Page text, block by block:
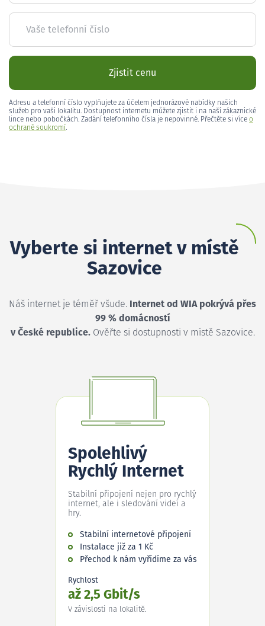
Vaše telefonní číslo
Zjistit cenu
Adresu a telefonní číslo vyplňujete za účelem jednorázové nabídky našich
služeb pro vaši lokalitu. Dostupnost internetu můžete zjistit i na naší zákaznické
lince nebo pobočkách. Zadání telefonního čísla je nepovinné. Přečtěte si více o
ochraně soukromí.
Vyberte si internet v místě
Sazovice
Náš internet je téměř všude. Internet od WIA pokrývá přes
99 % domácností
v České republice.Ověřte si dostupnosti v místě Sazovice.
Spolehlivý
Rychlý Internet
Stabilní připojení nejen pro rychlý
internet, ale i sledování videí a
hry.
Stabilní internetové připojení
Instalace již za 1 Kč
Přechod k nám vyřídíme za vás
Rychlost
až 2,5 Gbit/s
V závislosti na lokalitě.